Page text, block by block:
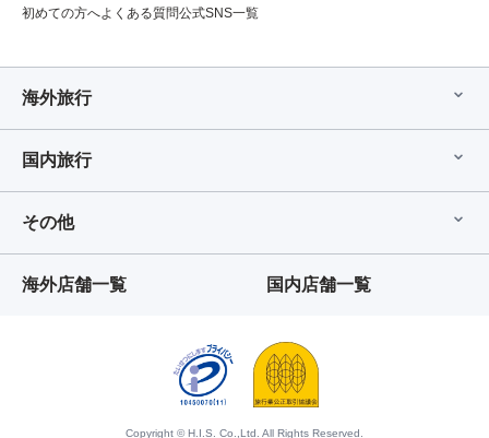
初めての方へよくある質問公式SNS一覧
海外旅行
国内旅行
その他
海外店舗一覧 国内店舗一覧
Copyright © H.I.S. Co.,Ltd. All Rights Reserved.